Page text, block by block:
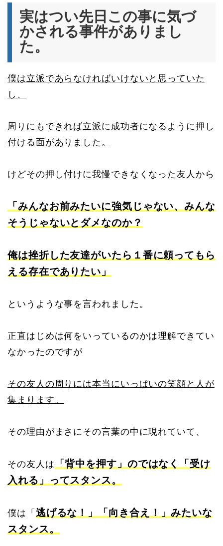
実はつい先日この事に気づ
かされる事件がありまし
た。
僕は立派であらなければいけないと思っていた
し、
周りにもできれば立派に成功者になるように押し
付ける面がありました。
けどその押し付けに我慢できなくなった友人から
「みんなお前みたいに強気じゃない、みんな
そうじゃないとダメなのか？
俺は挫折した友達がいたら１番に頼ってもら
える存在でありたい」
というような事を言われました。
正直はじめは何をいっているのかは理解できてい
なかったのですが
その友人の周りには本当にいっぱいの笑顔と人が
集まります。
その理由がまさにその言葉の中に現れていて、
その友人は
「背中を押す」のではなく「受け
入れる」ってスタンス。
僕は「 逃げるな！」「向き合え！」みたいな
スタンス。